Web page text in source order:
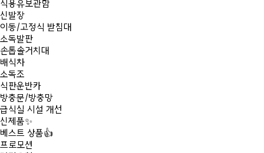
식용유보관함
신발장
이동/고정식 받침대
소독발판
손톱솔거치대
배식차
소독조
식판운반카
방충문/방충망
급식실 시설 개선
신제품✨
베스트 상품👍
프로모션